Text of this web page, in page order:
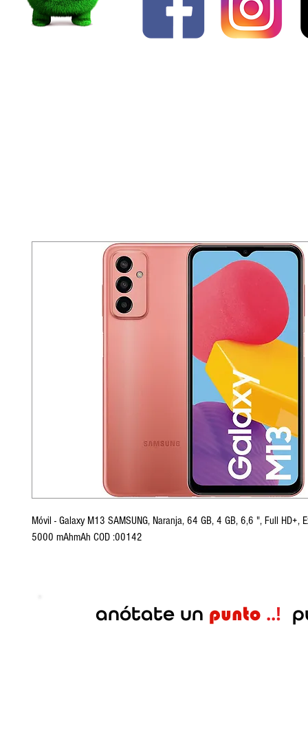
Móvil - Galaxy M13 SAMSUNG, Naranja, 64 GB, 4 GB, 6,6 ", Full HD+,
5000 mAhmAh COD :00142
anótate un punto ..!